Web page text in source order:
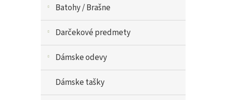
Batohy / Brašne
Darčekové predmety
Dámske odevy
Dámske tašky